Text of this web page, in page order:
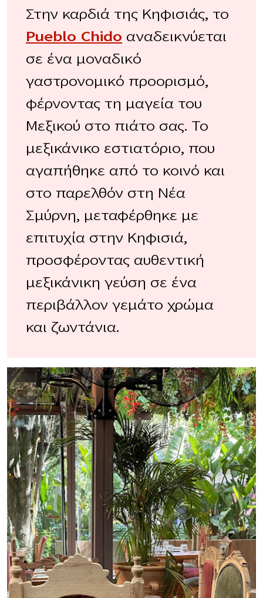
Στην καρδιά της Κηφισιάς, το
Pueblo Chido αναδεικνύεται
σε ένα μοναδικό
γαστρονομικό προορισμό,
φέρνοντας τη μαγεία του
Μεξικού στο πιάτο σας. Το
μεξικάνικο εστιατόριο, που
αγαπήθηκε από το κοινό και
στο παρελθόν στη Νέα
Σμύρνη, μεταφέρθηκε με
επιτυχία στην Κηφισιά,
προσφέροντας αυθεντική
μεξικάνικη γεύση σε ένα
περιβάλλον γεμάτο χρώμα
και ζωντάνια.